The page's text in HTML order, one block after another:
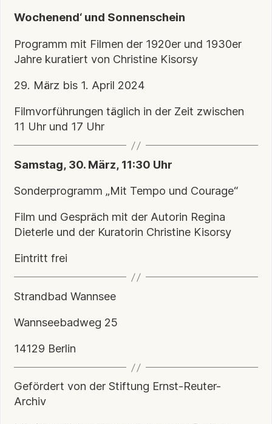
Wochenend‘ und Sonnenschein
Programm mit Filmen der 1920er und 1930er
Jahre kuratiert von Christine Kisorsy
29. März bis 1. April 2024
Filmvorführungen täglich in der Zeit zwischen
11 Uhr und 17 Uhr
Samstag, 30. März, 11:30 Uhr
Sonderprogramm „Mit Tempo und Courage“
Film und Gespräch mit der Autorin Regina
Dieterle und der Kuratorin Christine Kisorsy
Eintritt frei
Strandbad Wannsee
Wannseebadweg 25
14129 Berlin
Gefördert von der Stiftung Ernst-Reuter-
Archiv